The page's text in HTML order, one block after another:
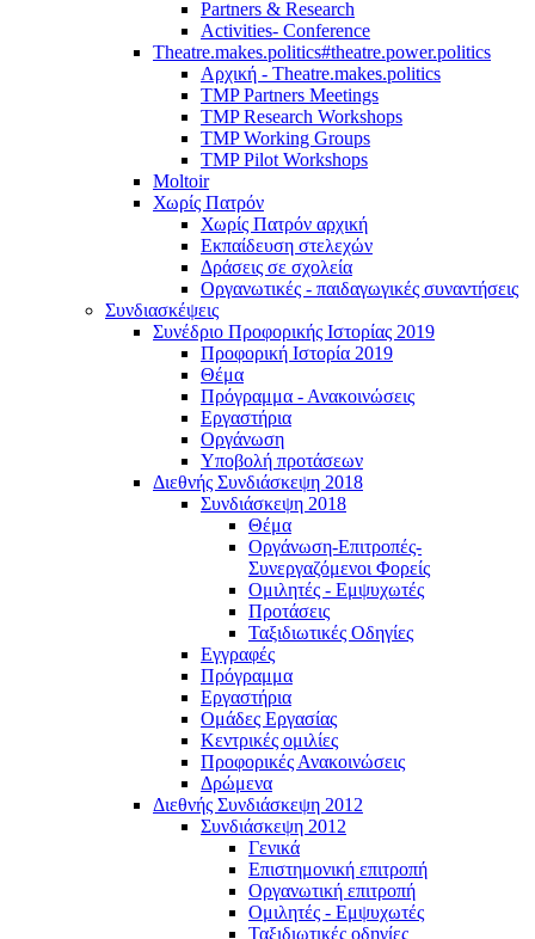
Partners & Research
Activities- Conference
Theatre.makes.politics#theatre.power.politics
Αρχική - Theatre.makes.politics
TMP Partners Meetings
TMP Research Workshops
TMP Working Groups
TMP Pilot Workshops
Moltoir
Χωρίς Πατρόν
Χωρίς Πατρόν αρχική
Εκπαίδευση στελεχών
Δράσεις σε σχολεία
Οργανωτικές - παιδαγωγικές συναντήσεις
Συνδιασκέψεις
Συνέδριο Προφορικής Ιστορίας 2019
Προφορική Ιστορία 2019
Θέμα
Πρόγραμμα - Ανακοινώσεις
Εργαστήρια
Οργάνωση
Υποβολή προτάσεων
Διεθνής Συνδιάσκεψη 2018
Συνδιάσκεψη 2018
Θέμα
Οργάνωση-Επιτροπές-
Συνεργαζόμενοι Φορείς
Ομιλητές - Εμψυχωτές
Προτάσεις
Ταξιδιωτικές Οδηγίες
Εγγραφές
Πρόγραμμα
Εργαστήρια
Ομάδες Εργασίας
Κεντρικές ομιλίες
Προφορικές Ανακοινώσεις
Δρώμενα
Διεθνής Συνδιάσκεψη 2012
Συνδιάσκεψη 2012
Γενικά
Επιστημονική επιτροπή
Οργανωτική επιτροπή
Ομιλητές - Εμψυχωτές
Ταξιδιωτικές οδηγίες